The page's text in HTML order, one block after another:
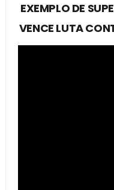
EXEMPLO DE
VENCE LUTA